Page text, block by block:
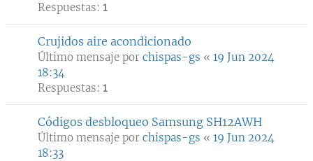
Respuestas: 1
Crujidos aire acondicionado
Último mensaje por chispas-gs « 19 Jun 2024
18:34
Respuestas: 1
Códigos desbloqueo Samsung SH12AWH
Último mensaje por chispas-gs « 19 Jun 2024
18:33